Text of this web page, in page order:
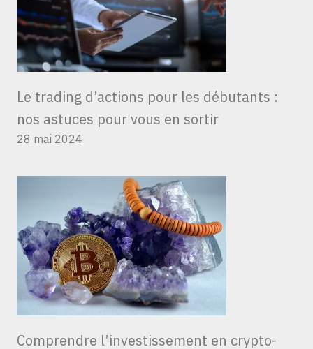
Le trading d’actions pour les débutants :
nos astuces pour vous en sortir
28 mai 2024
Comprendre l’investissement en crypto-